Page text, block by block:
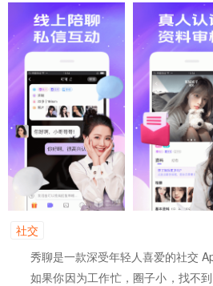
社交
秀聊是一款深受年轻人喜爱的社交
如果你因为工作忙，圈子小，找不